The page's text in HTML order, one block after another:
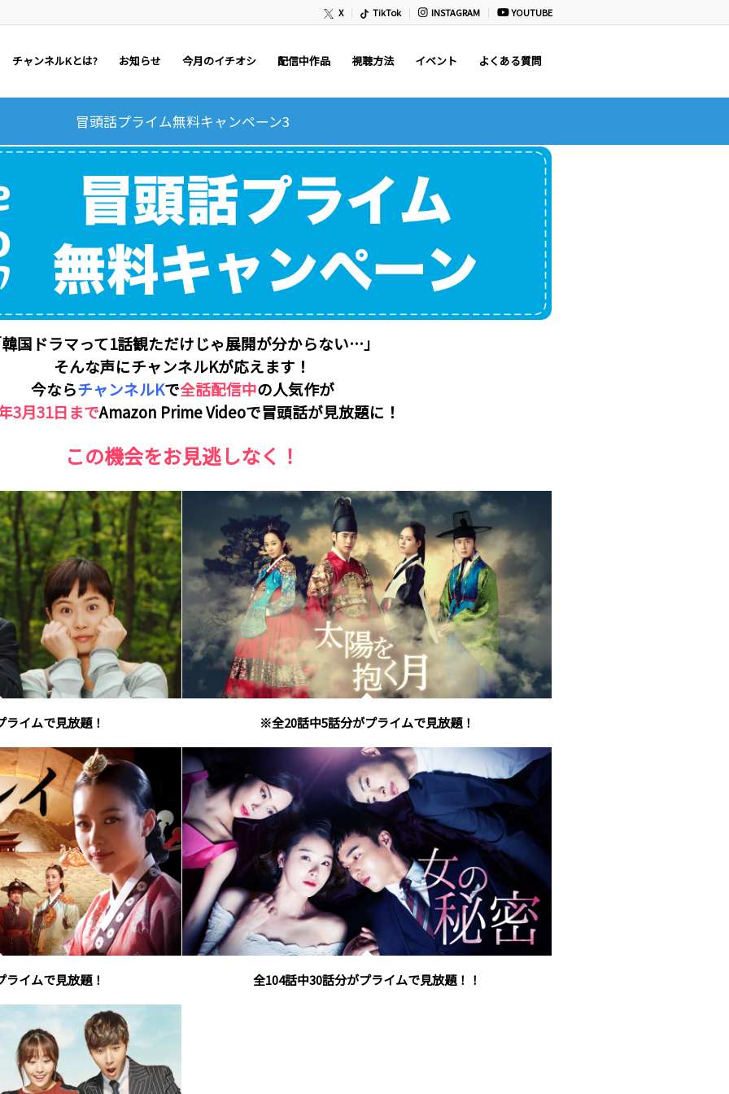
X TikTok INSTAGRAM YOUTUBE
チャンネルKとは? お知らせ 今月のイチオシ 配信中作品 視聴方法 イベント よくある質問
冒頭話プライム無料キャンペーン3
韓国ドラマって1話観ただけじゃ展開が分からない…」
そんな声にチャンネルKが応えます！
今ならチャンネルKで全話配信中の人気作が
3月31日までAmazon Prime Videoで冒頭話が見放題に！
この機会をお見逃しなく！
イムで見放題！ ※全20話中5話分がプライムで見放題！
イムで見放題！ 全104話中30話分がプライムで見放題！！